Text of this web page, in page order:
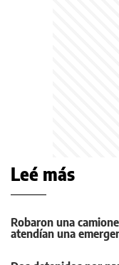
Leé más
Robaron una
atendían una